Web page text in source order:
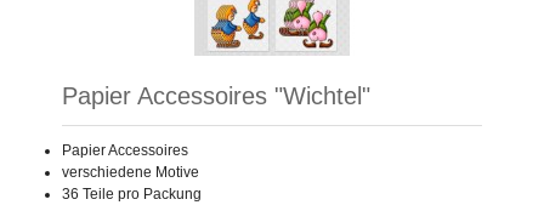
Papier Accessoires "Wichtel"
Papier Accessoires
verschiedene Motive
36 Teile pro Packung